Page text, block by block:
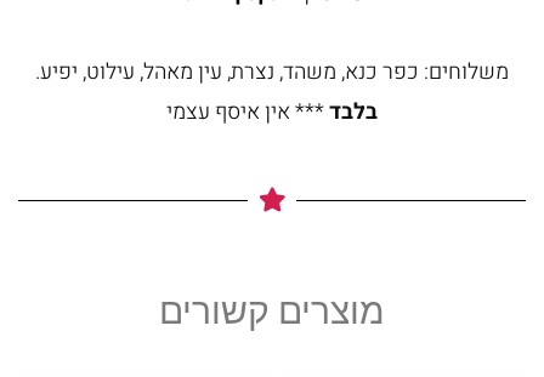
משלוחים: כפר כנא, משהד, נצרת, עין מאהל, עילוט, יפיע.
בלבד*** אין איסף עצמי
מוצרים קשורים